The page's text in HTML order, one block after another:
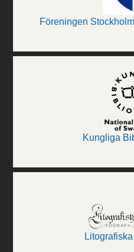
Föreningen
Kungliga